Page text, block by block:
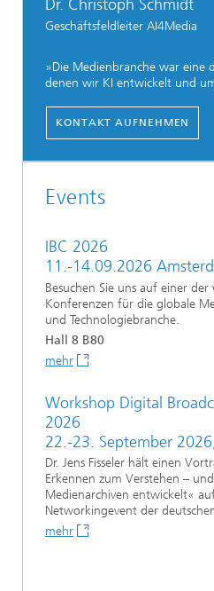
Dr. Christoph Schmidt
Geschäftsfeldleiter AI4Media
»Die Medienbranche war eine
denen wir KI entwickelt und
KONTAKT AUFNEHMEN
Events
IBC 2026
11.-14.09.2026
Besuchen Sie uns auf einer
Konferenzen für die globale
und Technologiebranche.
Hall 8 B80
mehr
Workshop Digital
2026
22.-23. September
Dr. Jens Fisseler hält einen
Erkennen zum Verstehen –
Medienarchiven entwickelt«
Networkingevent der
mehr